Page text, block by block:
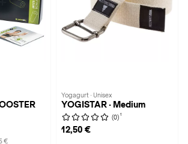
€
Yogagurt · Unisex
YOGISTAR · Medium
(0) 1
12,50 €